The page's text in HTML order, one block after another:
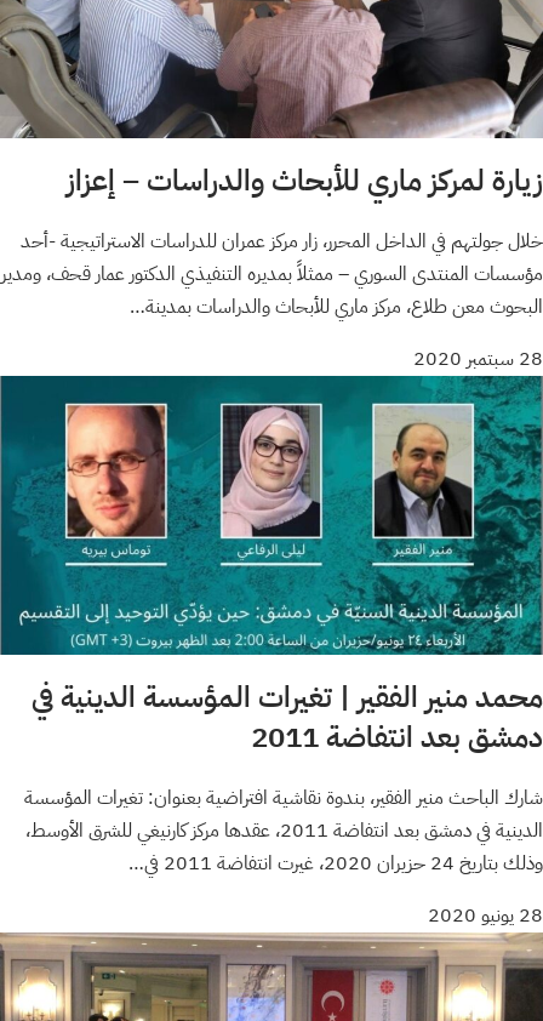
زيارة لمركز ماري للأبحاث والدراسات – إعزاز
خلال جولتهم في الداخل المحرر، زار مركز عمران للدراسات الاستراتيجية -أحد
مؤسسات المنتدى السوري – ممثلاً بمديره التنفيذي الدكتور عمار قحف، ومدير
البحوث معن طلاع، مركز ماري للأبحاث والدراسات بمدينة…
28 سبتمبر 2020
محمد منير الفقير | تغيرات المؤسسة الدينية في
دمشق بعد انتفاضة 2011
شارك الباحث منير الفقير، بندوة نقاشية افتراضية بعنوان: تغيرات المؤسسة
الدينية في دمشق بعد انتفاضة 2011، عقدها مركز كارنيغي للشرق الأوسط،
وذلك بتاريخ 24 حزيران 2020، غيرت انتفاضة 2011 في…
28 يونيو 2020